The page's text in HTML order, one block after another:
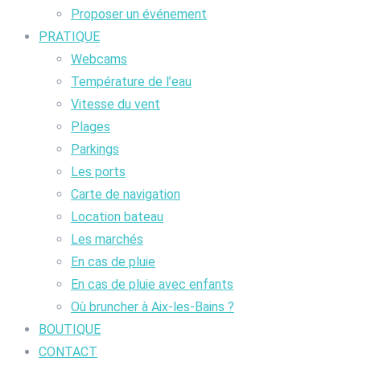
Proposer un événement
PRATIQUE
Webcams
Température de l’eau
Vitesse du vent
Plages
Parkings
Les ports
Carte de navigation
Location bateau
Les marchés
En cas de pluie
En cas de pluie avec enfants
Où bruncher à Aix-les-Bains ?
BOUTIQUE
CONTACT